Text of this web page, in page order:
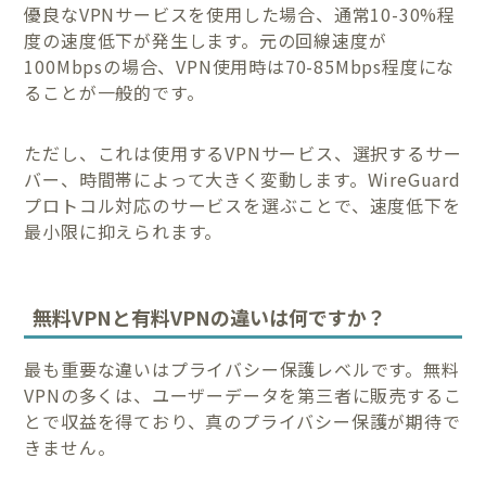
優良なVPNサービスを使用した場合、通常10-30%程
度の速度低下が発生します。元の回線速度が
100Mbpsの場合、VPN使用時は70-85Mbps程度にな
ることが一般的です。
ただし、これは使用するVPNサービス、選択するサー
バー、時間帯によって大きく変動します。WireGuard
プロトコル対応のサービスを選ぶことで、速度低下を
最小限に抑えられます。
無料VPNと有料VPNの違いは何ですか？
最も重要な違いはプライバシー保護レベルです。無料
VPNの多くは、ユーザーデータを第三者に販売するこ
とで収益を得ており、真のプライバシー保護が期待で
きません。